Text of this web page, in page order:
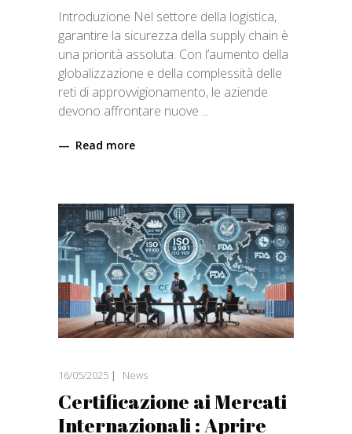
Introduzione Nel settore della logistica,
garantire la sicurezza della supply chain è
una priorità assoluta. Con l’aumento della
globalizzazione e della complessità delle
reti di approvvigionamento, le aziende
devono affrontare nuove
Read more
16/05/2025 News
Certificazione ai Mercati
Internazionali : Aprire